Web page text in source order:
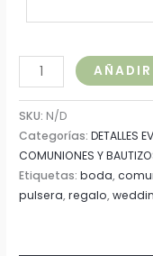
SKU: N/D
Categorías:DETALLES
COMUNIONES Y
Etiquetas:boda,
pulsera,regalo,